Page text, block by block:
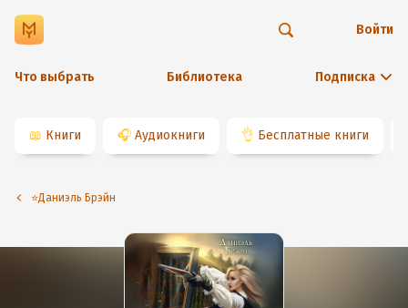
Что выбрать Библиотека Подписка
Войти
📖 Книги 🎧 Аудиокниги 👌 Бесплатные книги
⭐️Даниэль Брэйн